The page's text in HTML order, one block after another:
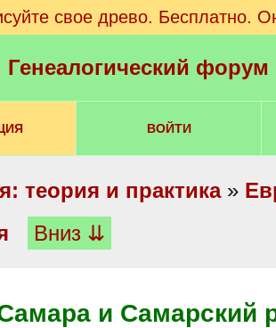
свое древо. Бесплатно.
Генеалогический
ВОЙТИ
теория и практика»
Вниз ⇊
и Самарский